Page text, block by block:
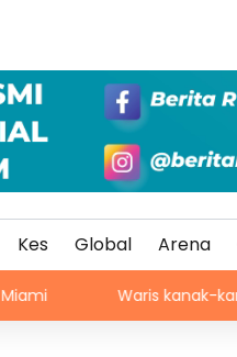
Kes Global Arena
Waris kanak-kanak merayau